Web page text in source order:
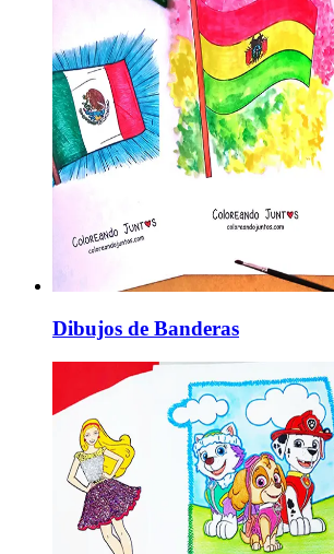
Dibujos de Banderas